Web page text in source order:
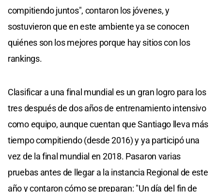
compitiendo juntos", contaron los jóvenes, y
sostuvieron que en este ambiente ya se conocen
quiénes son los mejores porque hay sitios con los
rankings.
Clasificar a una final mundial es un gran logro para los
tres después de dos años de entrenamiento intensivo
como equipo, aunque cuentan que Santiago lleva más
tiempo compitiendo (desde 2016) y ya participó una
vez de la final mundial en 2018. Pasaron varias
pruebas antes de llegar a la instancia Regional de este
año y contaron cómo se preparan: "Un día del fin de